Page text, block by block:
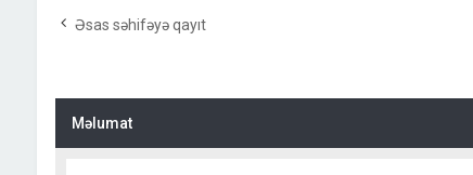
Əsas səhifəyə qayıt
Məlumat